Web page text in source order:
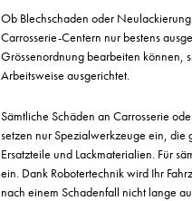
Ob Blechschaden oder
Carrosserie-Centern nur bestens
Grössenordnung bearbeiten können,
Arbeitsweise ausgerichtet.
Sämtliche Schäden an Carrosserie
setzen nur Spezialwerkzeuge ein,
Ersatzteile und Lackmaterialien. Für
ein. Dank Robotertechnik wird Ihr
nach einem Schadenfall nicht lange